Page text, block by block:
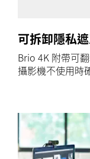
可拆卸隱私
Brio 4K 附帶可
攝影機不使用時